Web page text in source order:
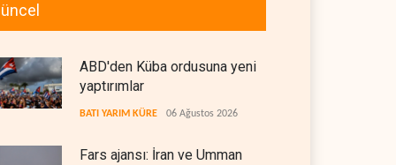
ABD'den Küba ordusuna yeni
yaptırımlar
BATI YARIM KÜRE 06 Ağustos 2026
Fars ajansı: İran ve Umman